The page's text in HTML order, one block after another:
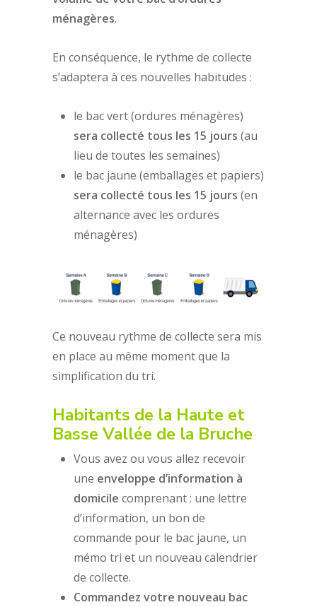
ménagères.
En conséquence, le rythme de collecte
s’adaptera à ces nouvelles habitudes :
le bac vert (ordures ménagères)
sera collecté tous les 15 jours (au
lieu de toutes les semaines)
le bac jaune (emballages et papiers)
sera collecté tous les 15 jours (en
alternance avec les ordures
ménagères)
Ce nouveau rythme de collecte sera mis
en place au même moment que la
simplification du tri.
Habitants de la Haute et
Basse Vallée de la Bruche
Vous avez ou vous allez recevoir
une enveloppe d’information à
domicile comprenant : une lettre
d’information, un bon de
commande pour le bac jaune, un
mémo tri et un nouveau calendrier
de collecte.
Commandez votre nouveau bac